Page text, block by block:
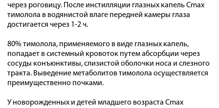
через роговицу. После инстилляции глазных капель Cmax
тимолола в водянистой влаге передней камеры глаза
достигается через 1-2 ч.
80% тимолола, применяемого в виде глазных капель,
попадает в системный кровоток путем абсорбции через
сосуды конъюнктивы, слизистой оболочки носа и слезного
тракта. Выведение метаболитов тимолола осуществляется
преимущественно почками.
У новорожденных и детей младшего возраста Cmax